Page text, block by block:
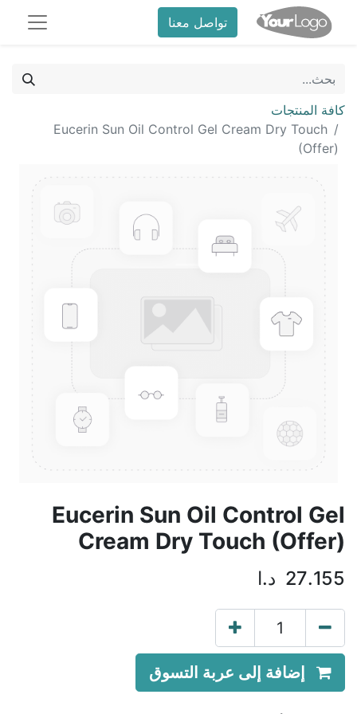
تواصل معنا
كافة المنتجات
Eucerin Sun Oil Control Gel Cream Dry Touch
(Offer)
Eucerin Sun Oil Control Gel
Cream Dry Touch (Offer)
27.155 د.ا
إضافة إلى عربة التسوق